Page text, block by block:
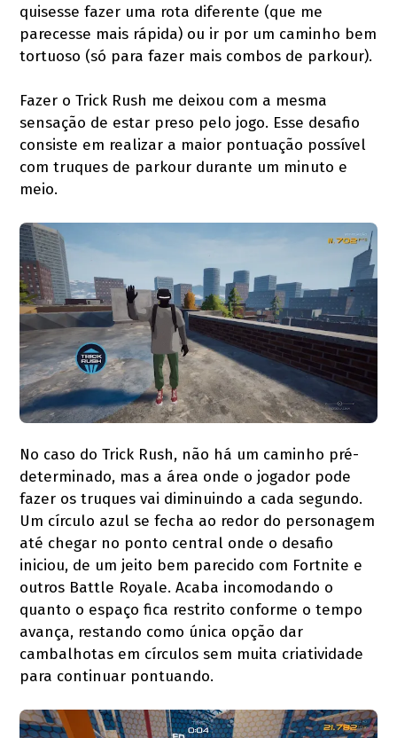
quisesse fazer uma rota diferente (que me
parecesse mais rápida) ou ir por um caminho bem
tortuoso (só para fazer mais combos de parkour).
Fazer o Trick Rush me deixou com a mesma
sensação de estar preso pelo jogo. Esse desafio
consiste em realizar a maior pontuação possível
com truques de parkour durante um minuto e
meio.
No caso do Trick Rush, não há um caminho pré-
determinado, mas a área onde o jogador pode
fazer os truques vai diminuindo a cada segundo.
Um círculo azul se fecha ao redor do personagem
até chegar no ponto central onde o desafio
iniciou, de um jeito bem parecido com Fortnite e
outros Battle Royale. Acaba incomodando o
quanto o espaço fica restrito conforme o tempo
avança, restando como única opção dar
cambalhotas em círculos sem muita criatividade
para continuar pontuando.